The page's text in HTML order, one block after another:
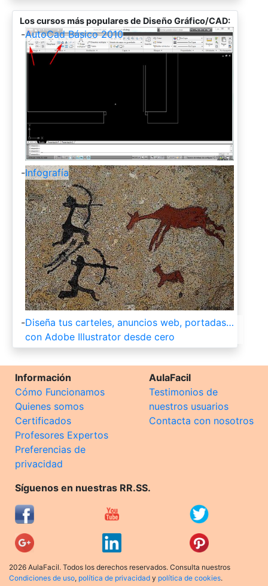
Los cursos más populares de Diseño Gráfico/CAD:
-AutoCad Básico 2010
-Infografía
-Diseña tus carteles, anuncios web, portadas…
con Adobe Illustrator desde cero
Información
Cómo Funcionamos
Quienes somos
Certificados
Profesores Expertos
Preferencias de
privacidad
AulaFacil
Testimonios de
nuestros usuarios
Contacta con nosotros
Síguenos en nuestras RR.SS.
2026 AulaFacil. Todos los derechos reservados. Consulta nuestros
Condiciones de uso, política de privacidad y política de cookies.